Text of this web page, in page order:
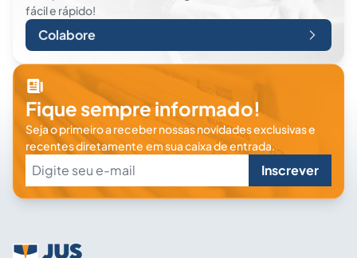
fácil e rápido!
Colabore
Fique sempre informado!
Seja o primeiro a receber nossas novidades exclusivas e
recentes diretamente em sua caixa de entrada.
Inscrever